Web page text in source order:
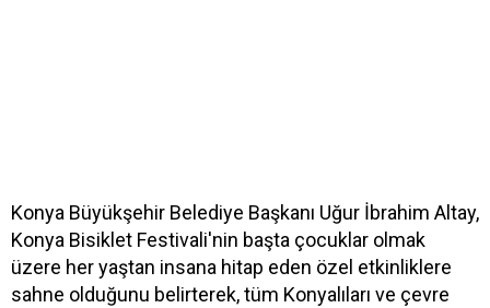
Konya Büyükşehir Belediye Başkanı Uğur İbrahim Altay,
Konya Bisiklet Festivali'nin başta çocuklar olmak
üzere her yaştan insana hitap eden özel etkinliklere
sahne olduğunu belirterek, tüm Konyalıları ve çevre